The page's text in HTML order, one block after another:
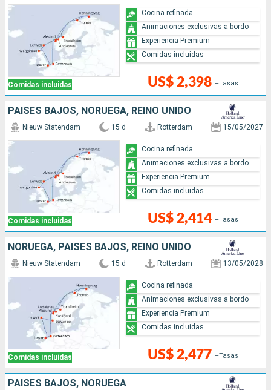
Comidas incluidas US$ 2,398 +Tasas
Cocina refinada
Animaciones exclusivas a bordo
Experiencia Premium
Comidas incluidas
PAISES BAJOS, NORUEGA, REINO UNIDO
Comidas incluidas
Nieuw Statendam 15 d Rotterdam 15/05/2027
US$ 2,414 +Tasas
Cocina refinada
Animaciones exclusivas a bordo
Experiencia Premium
Comidas incluidas
NORUEGA, PAISES BAJOS, REINO UNIDO
Comidas incluidas
Nieuw Statendam 15 d Rotterdam 13/05/2028
US$ 2,477 +Tasas
Cocina refinada
Animaciones exclusivas a bordo
Experiencia Premium
Comidas incluidas
PAISES BAJOS, NORUEGA